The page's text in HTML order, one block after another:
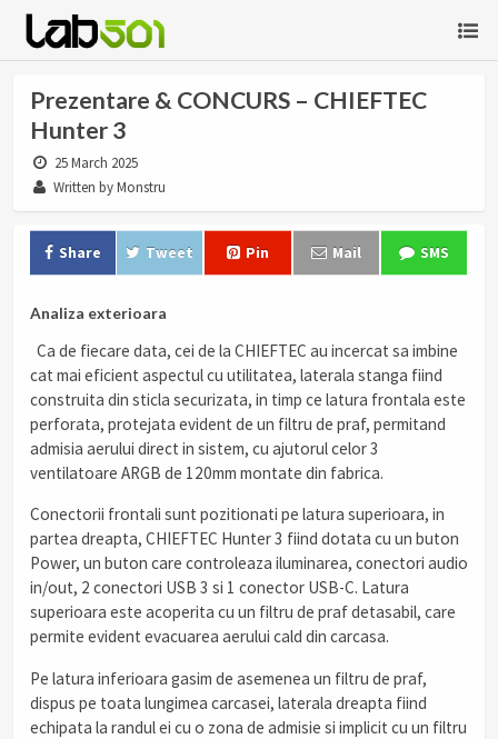
Prezentare & CONCURS – CHIEFTEC
Hunter 3
25 March 2025
Written by Monstru
Share Tweet Pin Mail SMS
Analiza exterioara
Ca de fiecare data, cei de la CHIEFTEC au incercat sa imbine
cat mai eficient aspectul cu utilitatea, laterala stanga fiind
construita din sticla securizata, in timp ce latura frontala este
perforata, protejata evident de un filtru de praf, permitand
admisia aerului direct in sistem, cu ajutorul celor 3
ventilatoare ARGB de 120mm montate din fabrica.
Conectorii frontali sunt pozitionati pe latura superioara, in
partea dreapta, CHIEFTEC Hunter 3 fiind dotata cu un buton
Power, un buton care controleaza iluminarea, conectori audio
in/out, 2 conectori USB 3 si 1 conector USB-C. Latura
superioara este acoperita cu un filtru de praf detasabil, care
permite evident evacuarea aerului cald din carcasa.
Pe latura inferioara gasim de asemenea un filtru de praf,
dispus pe toata lungimea carcasei, laterala dreapta fiind
echipata la randul ei cu o zona de admisie si implicit cu un filtru